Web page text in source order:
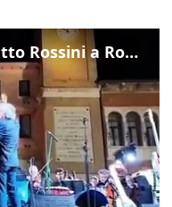
Il concerto dedicato al gatto Rossini a Rovigo: ecco un estratto